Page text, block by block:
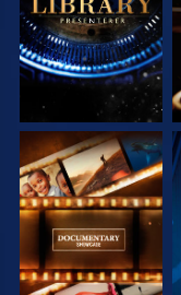
UTFORSK SERIEN